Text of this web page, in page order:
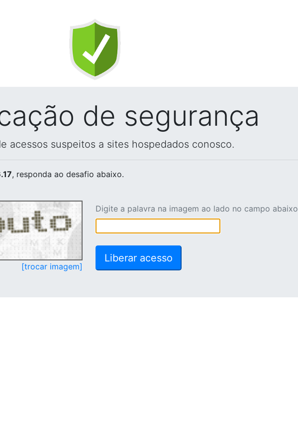
de segurança
acessos suspeitos a sites hospedados conosco.
, responda ao desafio abaixo.
[trocar imagem]
Digite a palavra na imagem ao lado no campo abaixo